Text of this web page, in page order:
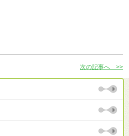
次の記事へ >>